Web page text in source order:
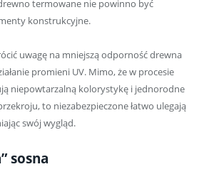
termowane nie powinno być
konstrukcyjne.
uwagę na mniejszą odporność drewna
promieni UV. Mimo, że w procesie
niepowtarzalną kolorystykę i jednorodne
to niezabezpieczone łatwo ulegają
swój wygląd.
sosna